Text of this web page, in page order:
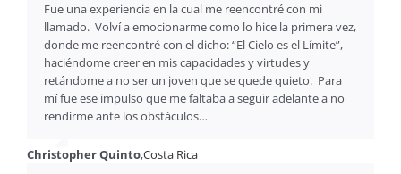
Fue una experiencia en la cual me reencontré con mi
llamado. Volví a emocionarme como lo hice la primera vez,
donde me reencontré con el dicho: “El Cielo es el Límite”,
haciéndome creer en mis capacidades y virtudes y
retándome a no ser un joven que se quede quieto. Para
mí fue ese impulso que me faltaba a seguir adelante a no
rendirme ante los obstáculos…
Christopher Quinto,Costa Rica